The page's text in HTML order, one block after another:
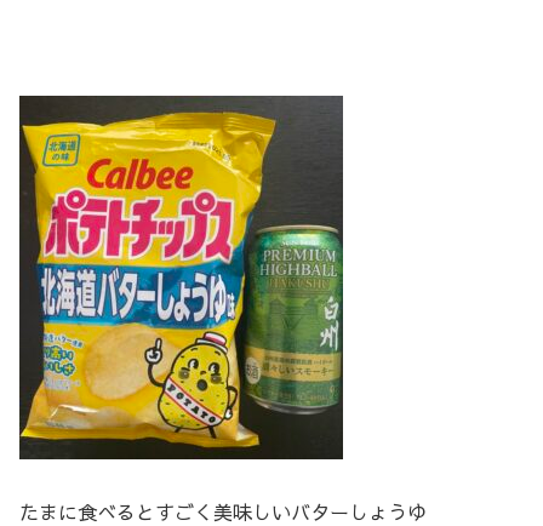
たまに食べるとすごく美味しいバターしょうゆ